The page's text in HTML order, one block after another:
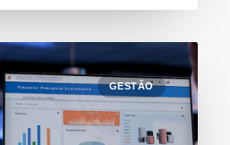
GESTÃO